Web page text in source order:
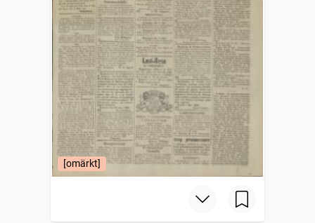
[omärkt]